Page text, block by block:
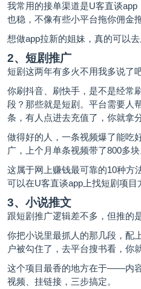
我常用的接单渠道是U客直谈app
也稳，不像有些小平台拖你佣金
想做app拉新的姐妹，真的可以
2、短剧推广
短剧这两年有多火不用我多说了
你刷抖音、刷快手，是不是经常
段？那些就是短剧。平台需要人
条，有人点进去充值了，你就拿分
做得好的人，一条视频爆了能吃
广，上个月单条视频带了800多块
这属于网上赚钱最可靠的10种方
可以在U客直谈app上找短剧项目
3、小说推文
跟短剧推广逻辑差不多，但推的
你把小说里最抓人的那几段，配
户被勾住了，去平台搜书看，你
这个项目最香的地方在于——内
视频、挂链接，三步搞定。